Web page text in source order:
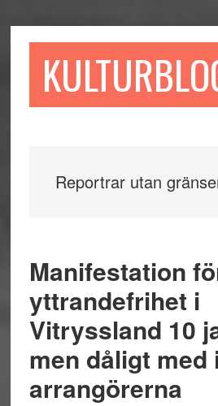
till
till
sidofältet
till
Reportrar utan
Manifestation
yttrandefrihet i
Vitryssland 10
men dåligt med
arrangörerna